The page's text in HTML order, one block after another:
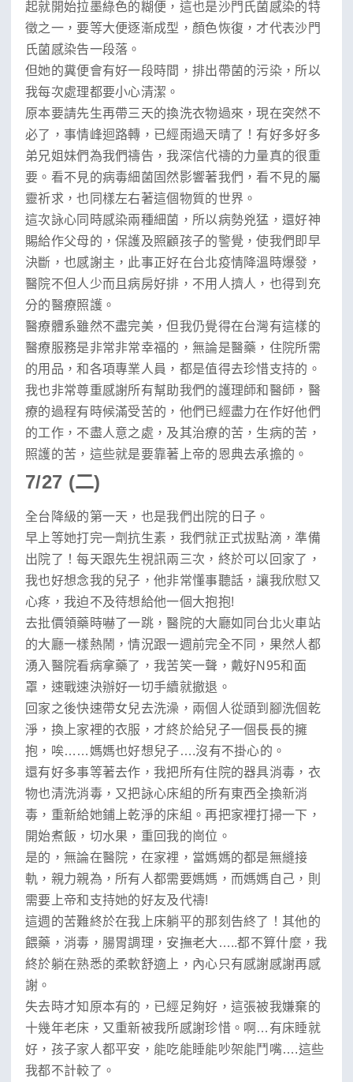
起就開始拉墨綠色的糊便，這也是沙門氏菌感染的特
徵之一，要等大便逐漸成型，顏色恢復，才代表沙門
氏菌感染告一段落。
但她的糞便會有好一段時間，排出帶菌的污染，所以
我每次處理都要小心清潔。
原本要請先生再帶三天的換洗衣物過來，現在突然不
必了，事情峰迴路轉，已經雨過天晴了！有好多好多
弟兄姐妹們為我們禱告，我深信代禱的力量真的很重
要。看不見的病毒細菌固然影響著我們，看不見的屬
靈祈求，也同樣左右著這個物質的世界。
這次詠心同時感染兩種細菌，所以病勢兇猛，還好神
賜給作父母的，保護及照顧孩子的警覺，使我們即早
決斷，也感謝主，此事正好在台北疫情降溫時爆發，
醫院不但人少而且病房好排，不用人擠人，也得到充
分的醫療照護。
醫療體系雖然不盡完美，但我仍覺得在台灣有這樣的
醫療服務是非常非常幸福的，無論是醫藥，住院所需
的用品，和各項專業人員，都是值得去珍惜支持的。
我也非常尊重感謝所有幫助我們的護理師和醫師，醫
療的過程有時候滿受苦的，他們已經盡力在作好他們
的工作，不盡人意之處，及其治療的苦，生病的苦，
照護的苦，這些就是要靠著上帝的恩典去承擔的。
7/27 (二)
全台降級的第一天，也是我們出院的日子。
早上等她打完一劑抗生素，我們就正式拔點滴，準備
出院了！每天跟先生視訊兩三次，終於可以回家了，
我也好想念我的兒子，他非常懂事聽話，讓我欣慰又
心疼，我迫不及待想給他一個大抱抱!
去批價領藥時嚇了一跳，醫院的大廳如同台北火車站
的大廳一樣熱鬧，情況跟一週前完全不同，果然人都
湧入醫院看病拿藥了，我苦笑一聲，戴好N95和面
罩，速戰速決辦好一切手續就撤退。
回家之後快速帶女兒去洗澡，兩個人從頭到腳洗個乾
淨，換上家裡的衣服，才終於給兒子一個長長的擁
抱，唉……媽媽也好想兒子….沒有不掛心的。
還有好多事等著去作，我把所有住院的器具消毒，衣
物也清洗消毒，又把詠心床組的所有東西全換新消
毒，重新給她鋪上乾淨的床組。再把家裡打掃一下，
開始煮飯，切水果，重回我的崗位。
是的，無論在醫院，在家裡，當媽媽的都是無縫接
軌，親力親為，所有人都需要媽媽，而媽媽自己，則
需要上帝和支持她的好友及代禱!
這週的苦難終於在我上床躺平的那刻告終了！其他的
餵藥，消毒，腸胃調理，安撫老大…..都不算什麼，我
終於躺在熟悉的柔軟舒適上，內心只有感謝感謝再感
謝。
失去時才知原本有的，已經足夠好，這張被我嫌棄的
十幾年老床，又重新被我所感謝珍惜。啊…有床睡就
好，孩子家人都平安，能吃能睡能吵架能鬥嘴….這些
我都不計較了。